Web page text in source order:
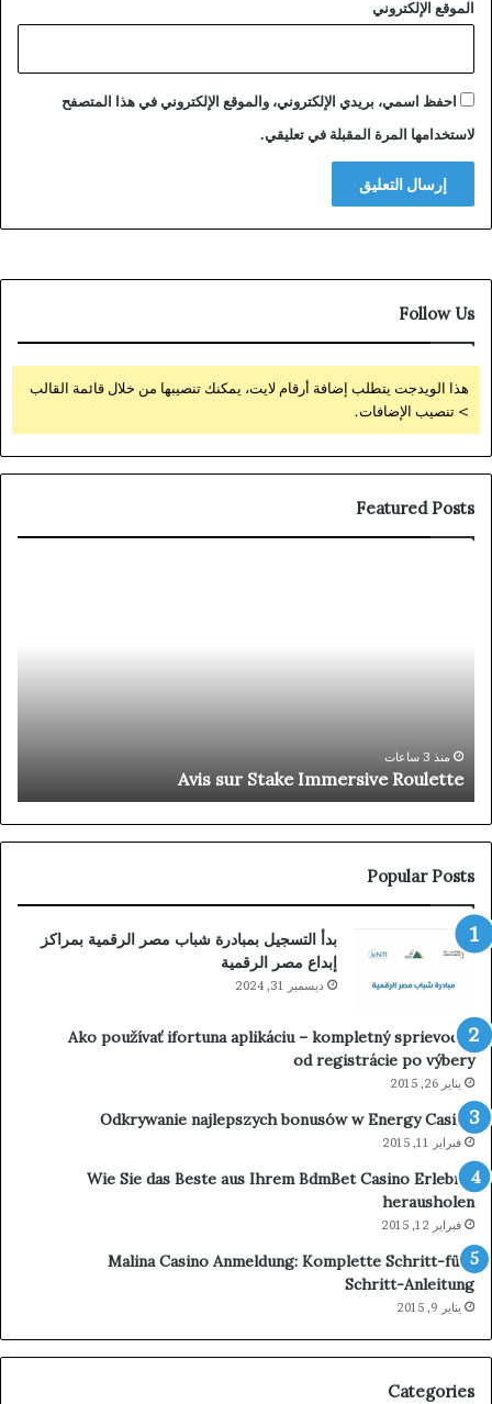
الموقع الإلكتروني
احفظ اسمي، بريدي الإلكتروني، والموقع الإلكتروني في هذا المتصفح
لاستخدامها المرة المقبلة في تعليقي.
Follow Us
هذا الويدجت يتطلب إضافة أرقام لايت، يمكنك تنصيبها من خلال قائمة القالب
> تنصيب الإضافات.
Featured Posts
Up
Today
gangsta-
no.com
Today gangsta-no.com
Popular Posts
بدأ التسجيل بمبادرة شباب مصر الرقمية بمراكز
إبداع مصر الرقمية
ديسمبر 31, 2024
Ako používať ifortuna aplikáciu – kompletný sprievodca
od registrácie po výbery
يناير 26, 2015
Odkrywanie najlepszych bonusów w Energy Casino
فبراير 11, 2015
Wie Sie das Beste aus Ihrem BdmBet Casino Erlebnis
herausholen
فبراير 12, 2015
Malina Casino Anmeldung: Komplette Schritt-für-
Schritt-Anleitung
يناير 9, 2015
Categories